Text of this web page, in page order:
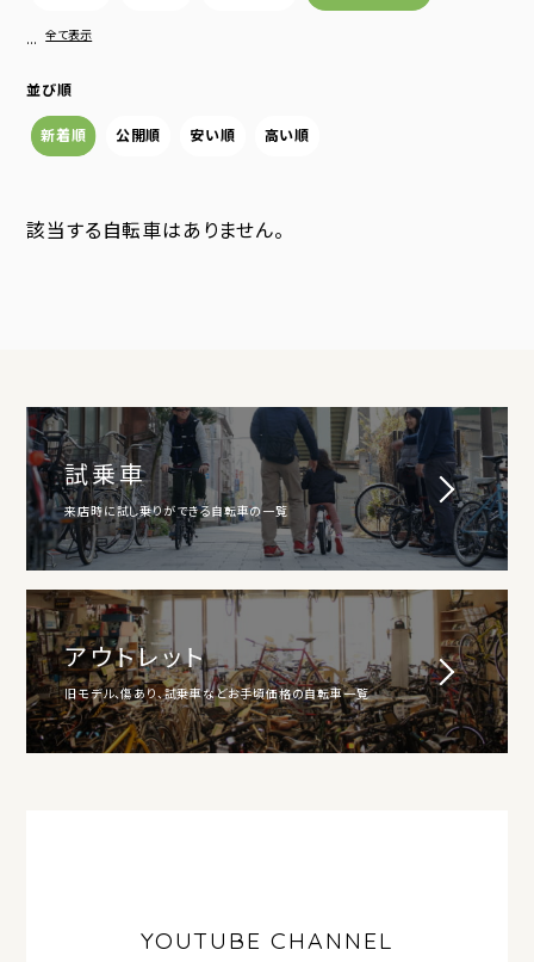
… 全て表示
並び順
新着順 公開順 安い順 高い順
該当する自転車はありません。
試乗車
来店時に試し乗りができる自転車の一覧
アウトレット
旧モデル、傷あり、試乗車などお手頃価格の自転車一覧
YOUTUBE CHANNEL